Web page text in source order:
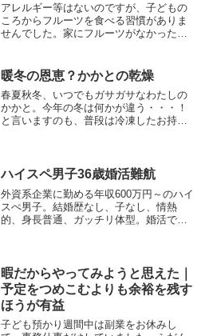
アレルギー等はないのですが、子どもの
ころからフルーツを食べる習慣がありま
せんでした。家にフルーツがなかったと
ぼ無関心でした。母や妹が「コタツでミ
カンとまらない～～」と何...
暖冬の恩恵？かかとの乾燥
春夏秋冬、いつでもガサガサなわたしの
かかと。今年の冬は何かが違う・・・！
と言いますのも、普段は冷凍したお持ち
切り込みが入っている部分...
ハイスペ男子36歳婚活難航
外資系企業に勤める年収600万円～のハイ
スぺ男子。結婚歴なし、子なし、情熱
的、身長普通、ガッチリ体型。婚活で惨
の時期じゃないだけと思...
暇だからやってみようと思えた｜
予定をつめこむよりも余裕を残す
ほうが有益
子ども預かり週間中は副業をお休みし